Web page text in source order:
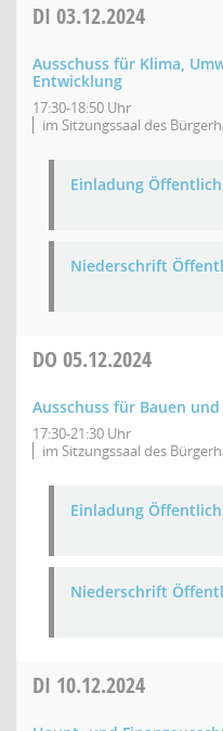
DI 03.12.2024
Ausschuss für Klima,
Entwicklung
17:30-18:50 Uhr
im Sitzungssaal des
Einladung Öffentlich
Niederschrift
DO 05.12.2024
Ausschuss für Bauen
17:30-21:30 Uhr
im Sitzungssaal des
Einladung Öffentlich
Niederschrift
DI 10.12.2024